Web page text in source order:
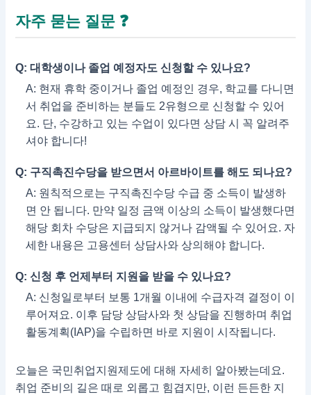
자주 묻는 질문 ❓
Q: 대학생이나 졸업 예정자도 신청할 수 있나요?
A: 현재 휴학 중이거나 졸업 예정인 경우, 학교를 다니면
서 취업을 준비하는 분들도 2유형으로 신청할 수 있어
요. 단, 수강하고 있는 수업이 있다면 상담 시 꼭 알려주
셔야 합니다!
Q: 구직촉진수당을 받으면서 아르바이트를 해도 되나요?
A: 원칙적으로는 구직촉진수당 수급 중 소득이 발생하
면 안 됩니다. 만약 일정 금액 이상의 소득이 발생했다면
해당 회차 수당은 지급되지 않거나 감액될 수 있어요. 자
세한 내용은 고용센터 상담사와 상의해야 합니다.
Q: 신청 후 언제부터 지원을 받을 수 있나요?
A: 신청일로부터 보통 1개월 이내에 수급자격 결정이 이
루어져요. 이후 담당 상담사와 첫 상담을 진행하며 취업
활동계획(IAP)을 수립하면 바로 지원이 시작됩니다.
오늘은 국민취업지원제도에 대해 자세히 알아봤는데요.
취업 준비의 길은 때로 외롭고 힘겹지만, 이런 든든한 지